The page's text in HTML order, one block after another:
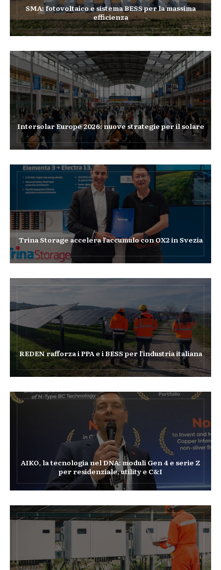
SMA: fotovoltaico e sistema BESS per la massima
efficienza
Intersolar Europe 2026: nuove strategie per il solare
Trina Storage accelera l’accumulo con OX2 in Svezia
REDEN rafforza i PPA e i BESS per l’industria italiana
AIKO, la tecnologia nel DNA: moduli Gen 4 e serie Z
per residenziale, utility e C&I